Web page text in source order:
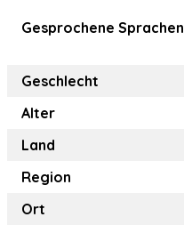
Gesprochene Sprachen
Geschlecht
Alter
Land
Region
Ort